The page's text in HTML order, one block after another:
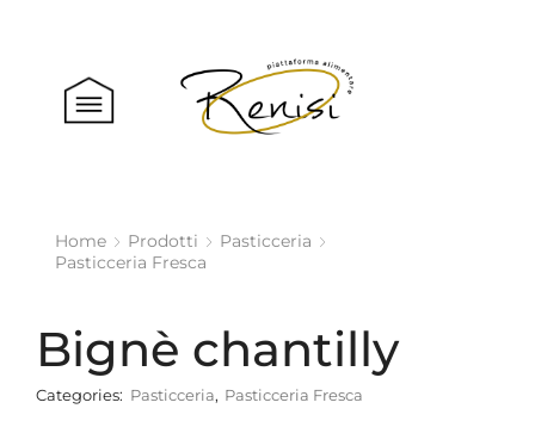
Home Prodotti
Pasticceria
Pasticceria Fresca
Bignè chantilly
Categories: Pasticceria, Pasticceria Fresca